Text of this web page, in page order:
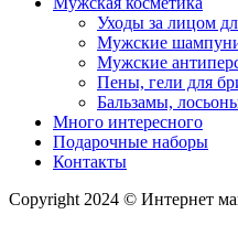
Уходы за лицом
Мужские
Мужские
Пены, гели для
Бальзамы,
Много интересного
Подарочные наборы
Контакты
Copyright 2024 © Интернет